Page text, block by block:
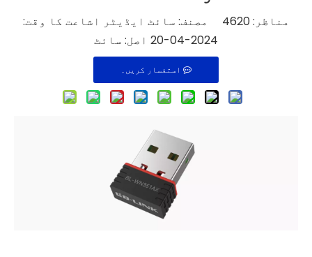
مناظر:4620 مصنف: سائٹ ایڈیٹر اشاعت کا وقت:
2024-04-20 اصل:
سائٹ
استفسار کریں۔